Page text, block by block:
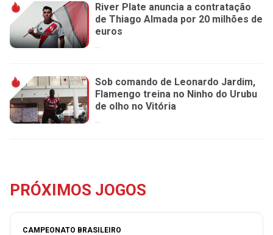
River Plate anuncia a contratação
de Thiago Almada por 20 milhões de
euros
...
Sob comando de Leonardo Jardim,
Flamengo treina no Ninho do Urubu
de olho no Vitória
...
PRÓXIMOS JOGOS
CAMPEONATO BRASILEIRO